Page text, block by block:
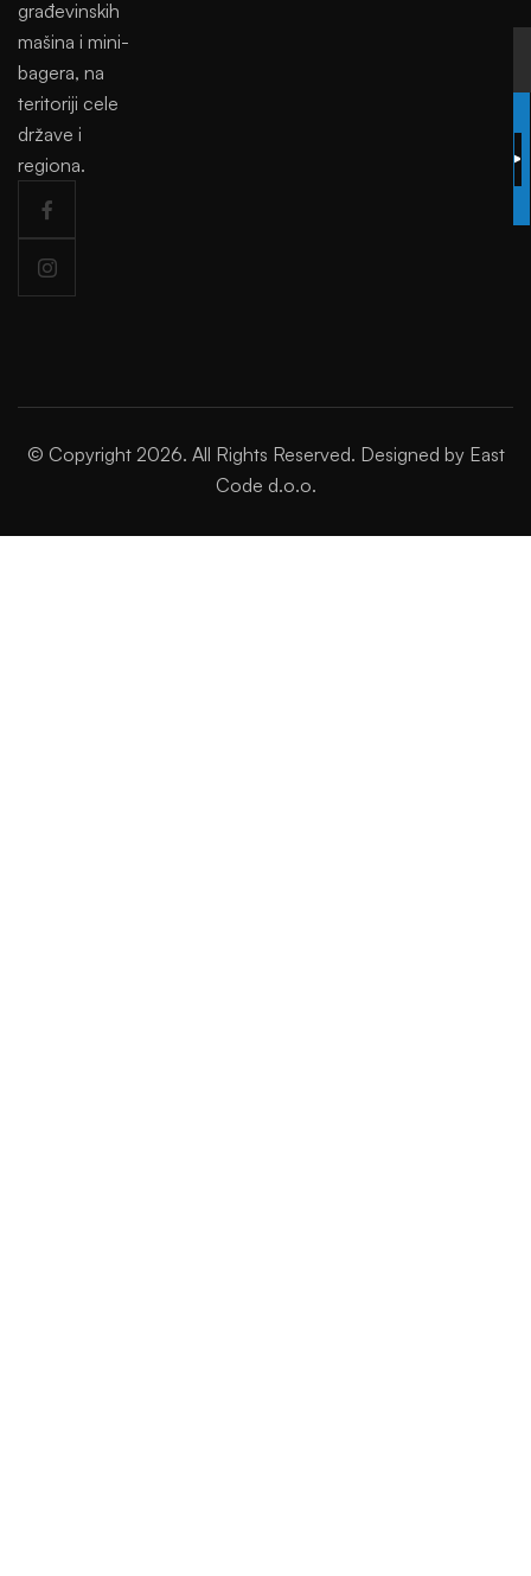
građevinskih
mašina i mini-
bagera, na
teritoriji cele
države i
regiona.
© Copyright 2026. All Rights Reserved. Designed by East
Code d.o.o.